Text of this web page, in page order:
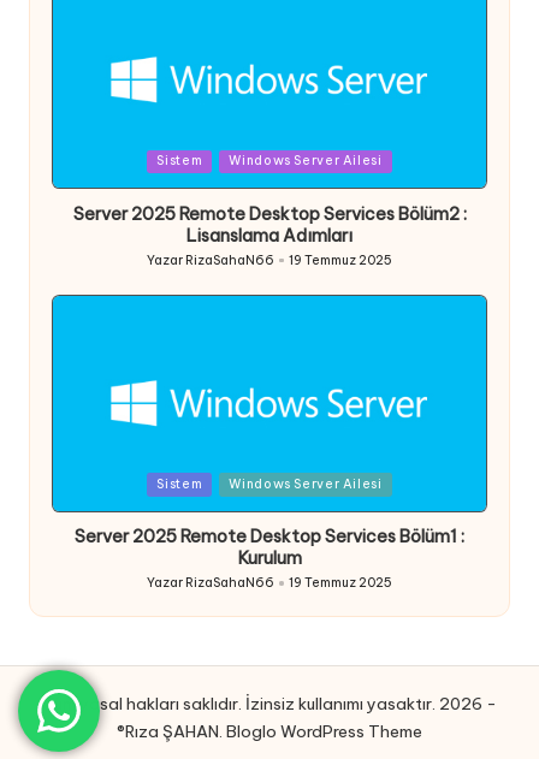
in
Sistem Windows Server Ailesi
Server 2025 Remote Desktop Services Bölüm2 :
Lisanslama Adımları
Posted
Yazar RizaSahaN66 19 Temmuz 2025
in
Sistem Windows Server Ailesi
Server 2025 Remote Desktop Services Bölüm1 :
Kurulum
Posted
by
Yazar RizaSahaN66 19 Temmuz 2025
Tüm yasal hakları saklıdır. İzinsiz kullanımı yasaktır. 2026 -
®Rıza ŞAHAN. Bloglo WordPress Theme